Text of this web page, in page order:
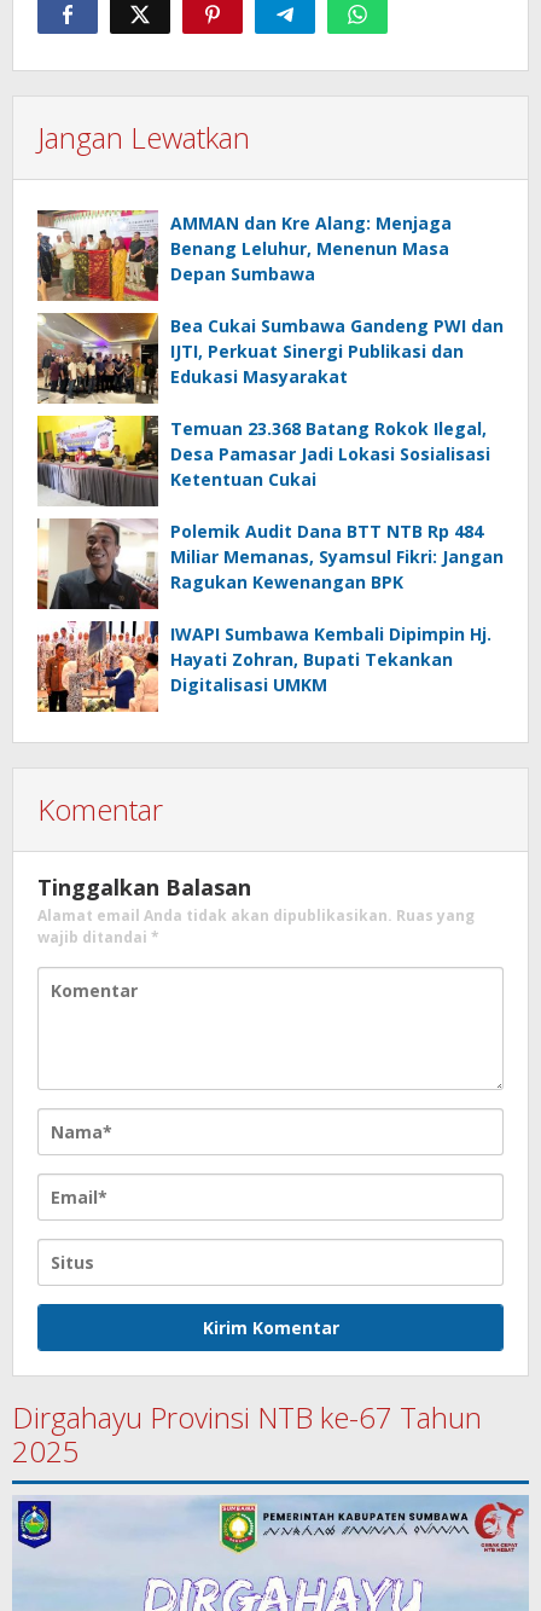
Jangan Lewatkan
AMMAN dan Kre Alang: Menjaga
Benang Leluhur, Menenun Masa
Depan Sumbawa
Bea Cukai Sumbawa Gandeng PWI dan
IJTI, Perkuat Sinergi Publikasi dan
Edukasi Masyarakat
Temuan 23.368 Batang Rokok Ilegal,
Desa Pamasar Jadi Lokasi Sosialisasi
Ketentuan Cukai
Polemik Audit Dana BTT NTB Rp 484
Miliar Memanas, Syamsul Fikri: Jangan
Ragukan Kewenangan BPK
IWAPI Sumbawa Kembali Dipimpin Hj.
Hayati Zohran, Bupati Tekankan
Digitalisasi UMKM
Komentar
Tinggalkan Balasan
Alamat email Anda tidak akan dipublikasikan. Ruas yang
wajib ditandai *
Dirgahayu Provinsi NTB ke-67 Tahun
2025